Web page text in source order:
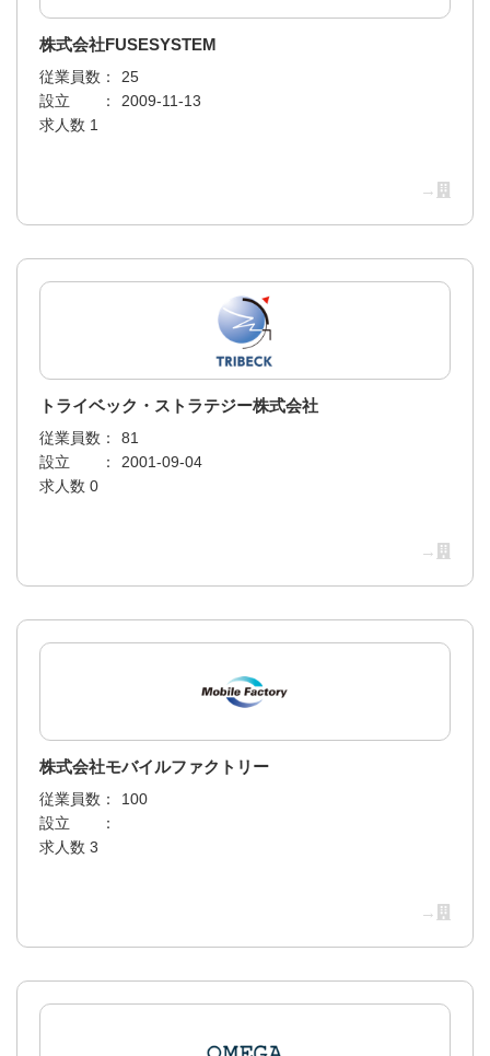
株式会社FUSESYSTEM
従業員数：
25
設立 ：
2009-11-13
求人数 1
→
トライベック・ストラテジー株式会社
従業員数：
81
設立 ：
2001-09-04
求人数 0
→
株式会社モバイルファクトリー
従業員数：
100
設立 ：
求人数 3
→